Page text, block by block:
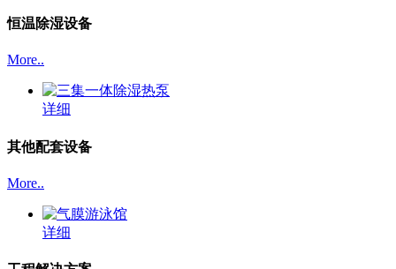
恒温除湿设备
More..
详细
其他配套设备
More..
详细